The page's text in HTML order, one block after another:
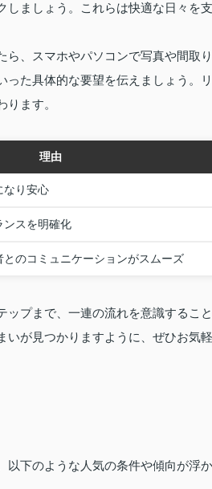
しましょう。これらは快適な日々を支
ら、スマホやパソコンで写真や間取り
った具体的な要望を伝えましょう。リ
ます。
理由
なり安心
ンスを明確化
のコミュニケーションがスムーズ
ップまで、一連の流れを意識すること
いが見つかりますように、ぜひお気軽
以下のような人気の条件や傾向が浮か